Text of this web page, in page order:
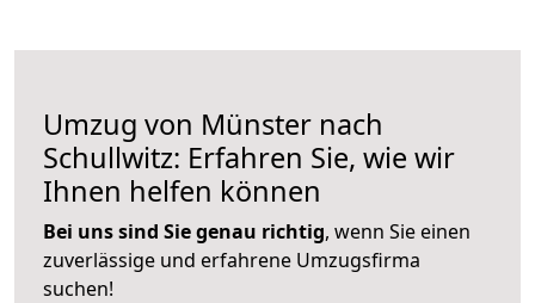
Umzug von Münster nach
Schullwitz: Erfahren Sie, wie wir
Ihnen helfen können
Bei uns sind Sie genau richtig, wenn Sie einen
zuverlässige und erfahrene Umzugsfirma
suchen!